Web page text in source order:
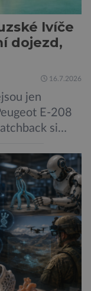
lvíče
dojezd,
16.7.2026
jen
E-208
si
ale hlavně
může být
za hranice
trefil do